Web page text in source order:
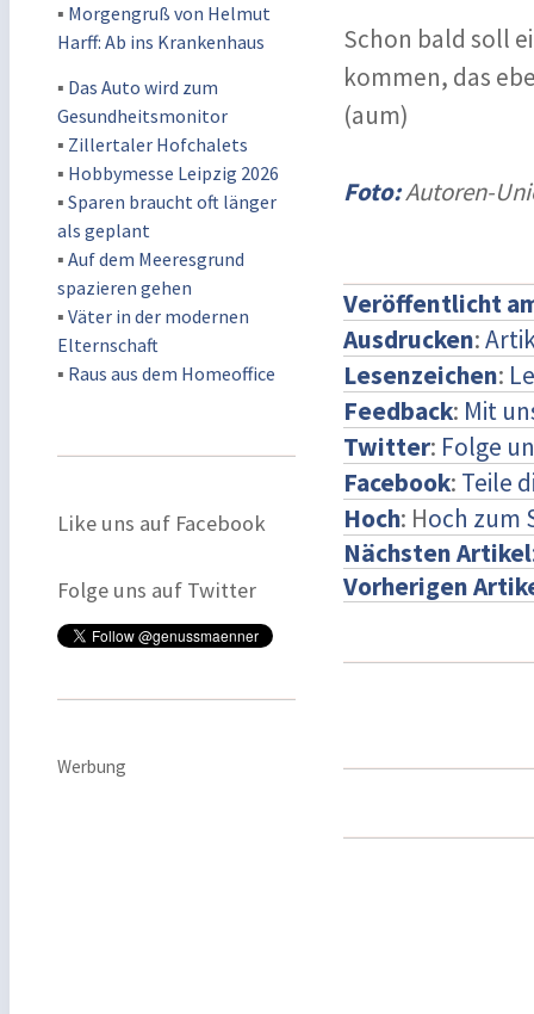
▪ Morgengruß von Helmut
Harff: Ab ins Krankenhaus
▪ Das Auto wird zum
Gesundheitsmonitor
▪ Zillertaler Hofchalets
▪ Hobbymesse Leipzig 2026
▪ Sparen braucht oft länger
als geplant
▪ Auf dem Meeresgrund
spazieren gehen
▪ Väter in der modernen
Elternschaft
▪ Raus aus dem Homeoffice
Like uns auf Facebook
Folge uns auf Twitter
Werbung
Schon bald soll
kommen, das
(aum)
Foto:Autoren-
Veröffentlicht
Ausdrucken:
Lesenzeichen:
Feedback: Mit
Twitter: Folge
Facebook: Teile
Hoch: Hoch zum
Nächsten Artikel
Vorherigen